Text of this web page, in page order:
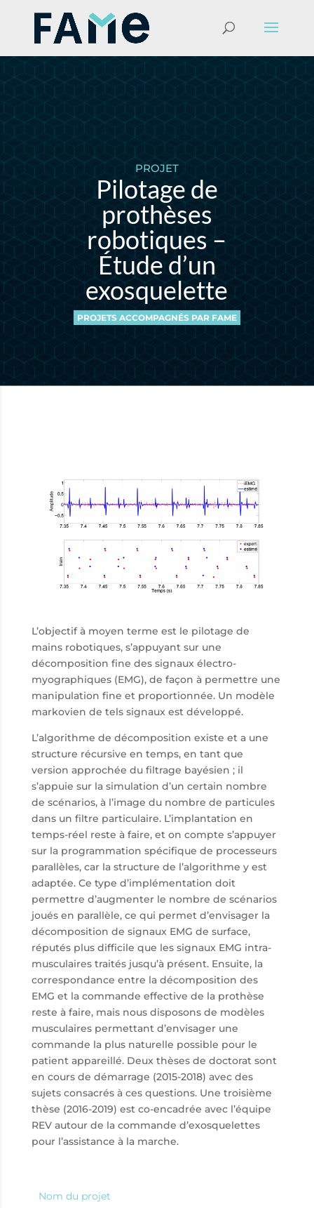
PROJET
Pilotage de
prothèses
robotiques –
Étude d’un
exosquelette
PROJETS ACCOMPAGNÉS PAR FAME
L’objectif à moyen terme est le pilotage de
mains robotiques, s’appuyant sur une
décomposition fine des signaux électro-
myographiques (EMG), de façon à permettre une
manipulation fine et proportionnée. Un modèle
markovien de tels signaux est développé.
L’algorithme de décomposition existe et a une
structure récursive en temps, en tant que
version approchée du filtrage bayésien ; il
s’appuie sur la simulation d’un certain nombre
de scénarios, à l’image du nombre de particules
dans un filtre particulaire. L’implantation en
temps-réel reste à faire, et on compte s’appuyer
sur la programmation spécifique de processeurs
parallèles, car la structure de l’algorithme y est
adaptée. Ce type d’implémentation doit
permettre d’augmenter le nombre de scénarios
joués en parallèle, ce qui permet d’envisager la
décomposition de signaux EMG de surface,
réputés plus difficile que les signaux EMG intra-
musculaires traités jusqu’à présent. Ensuite, la
correspondance entre la décomposition des
EMG et la commande effective de la prothèse
reste à faire, mais nous disposons de modèles
musculaires permettant d’envisager une
commande la plus naturelle possible pour le
patient appareillé. Deux thèses de doctorat sont
en cours de démarrage (2015-2018) avec des
sujets consacrés à ces questions. Une troisième
thèse (2016-2019) est co-encadrée avec l’équipe
REV autour de la commande d’exosquelettes
pour l’assistance à la marche.
Nom du projet